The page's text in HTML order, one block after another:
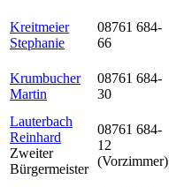
Kreitmeier
Stephanie
08761 684-
66
Krumbucher
Martin
08761 684-
30
Lauterbach
Reinhard
Zweiter
Bürgermeister
08761 684-
12
(Vorzimmer)